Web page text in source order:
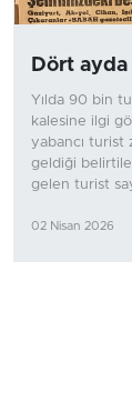
Dört
Yılda 90 bin
kalesine ilgi
yabancı turist
geldiği
gelen turist
02 Nisan 2026